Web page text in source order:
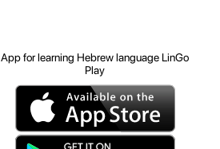
App for learning Hebrew language LinGo
Play